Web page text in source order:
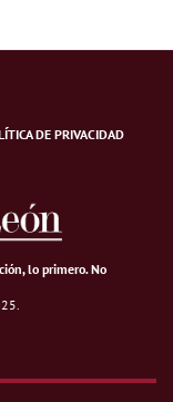
DE PRIVACIDAD
lo primero.No